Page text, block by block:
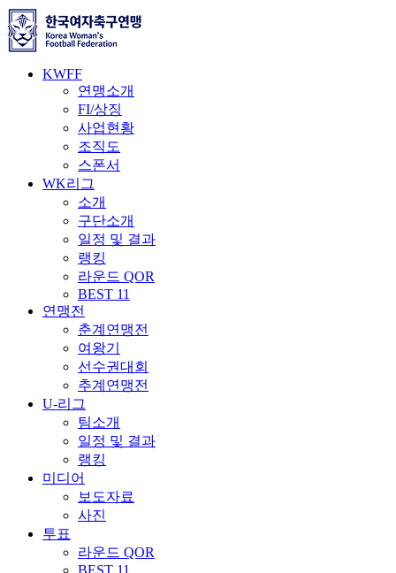
KWFF
연맹소개
FI/상징
사업현황
조직도
스폰서
WK리그
소개
구단소개
일정 및 결과
랭킹
라운드 QOR
BEST 11
연맹전
춘계연맹전
여왕기
선수권대회
추계연맹전
U-리그
팀소개
일정 및 결과
랭킹
미디어
보도자료
사진
투표
라운드 QOR
BEST 11